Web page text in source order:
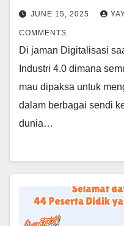
JUNE 15, 2025
COMMENTS
Di jaman Digitalisasi
Industri 4.0 dimana
mau dipaksa untuk
dalam berbagai sendi
dunia…